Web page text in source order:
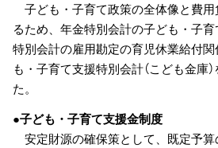
子ども・子育て政策の全体像と費
るため、年金特別会計の子ども・子
特別会計の雇用勘定の育児休業給付
も・子育て支援特別会計（こども金庫
た。
●子ども・子育て支援金制度
安定財源の確保策として、既定予